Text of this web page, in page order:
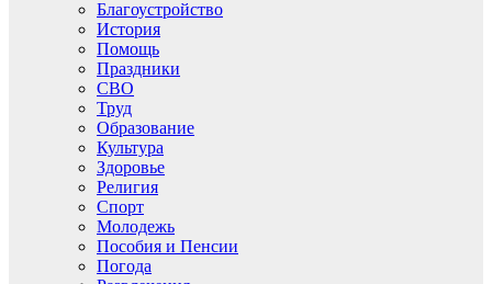
Благоустройство
История
Помощь
Праздники
СВО
Труд
Образование
Культура
Здоровье
Религия
Спорт
Молодежь
Пособия и Пенсии
Погода